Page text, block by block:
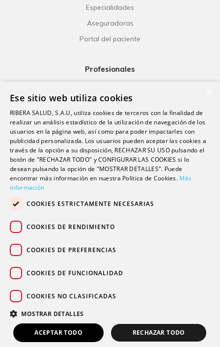
PIDE TU CITA
Especialidades
Aseguradoras
Portal del paciente
Profesionales
Investigación
Formación
Escuela universitaria
Trabaja con nosotros
Contacto
Podcast
© 2026 Grupo sanitario Ribera
Ese sitio web utiliza cookies
RIBERA SALUD, S.A.U, utiliza cookies de terceros con la finalidad de
realizar un análisis estadístico de la utilización de navegación de los
usuarios en la página web, así como para poder impactarles con
publicidad personalizada. Los usuarios pueden aceptar las cookies a
través de la opción a su disposición, RECHAZAR SU USO pulsando el
botón de "RECHAZAR TODO" y CONFIGURAR LAS COOKIES si lo
desean pulsando la opción de "MOSTRAR DETALLES". Puede
encontrar más información en nuestra Política de Cookies. Más
información
COOKIES ESTRICTAMENTE NECESARIAS
COOKIES DE RENDIMIENTO
COOKIES DE PREFERENCIAS
COOKIES DE FUNCIONALIDAD
COOKIES NO CLASIFICADAS
MOSTRAR DETALLES
ACEPTAR TODO RECHAZAR TODO